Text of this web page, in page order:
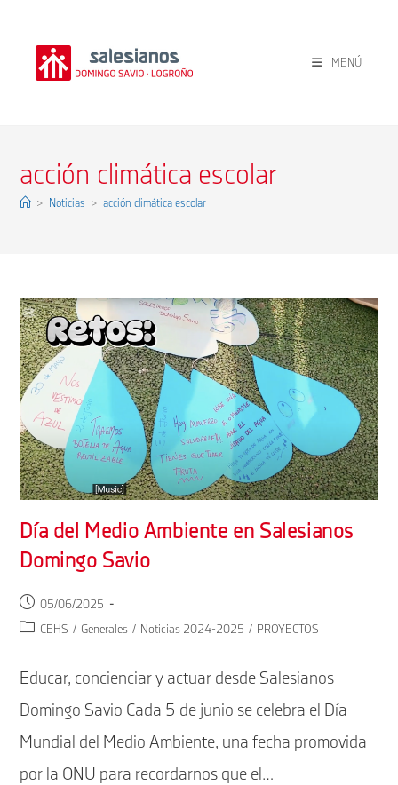
contenido
MENÚ
acción climática escolar
> Noticias > acción climática escolar
Día del Medio Ambiente en Salesianos
Domingo Savio
Publicación
de
05/06/2025
Categoría
entrada:
CEHS / Generales / Noticias 2024-2025 / PROYECTOS
Educar, concienciar y actuar desde Salesianos
Domingo Savio Cada 5 de junio se celebra el Día
Mundial del Medio Ambiente, una fecha promovida
por la ONU para recordarnos que el…